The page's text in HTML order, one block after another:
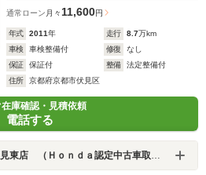
通常ローン 月々 11,600円
年式 2011年 走行 8.7万km
車検
車検整備付 修復
なし
保証
保証付 整備
法定整備付
住所
京都府京都市伏見区
庫確認・見積依頼
電話する
店 （Ｈｏｎｄａ認定中古車取扱店）